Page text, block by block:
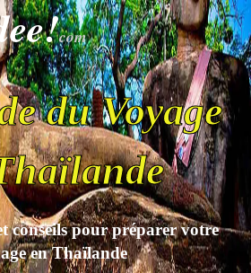
com
du Voyage
conseils pour préparer votre
en Thaïlande